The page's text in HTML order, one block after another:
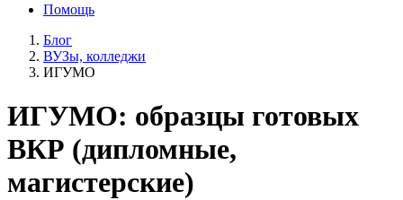
Помощь
Блог
ВУЗы, колледжи
ИГУМО
ИГУМО: образцы готовых
ВКР (дипломные,
магистерские)